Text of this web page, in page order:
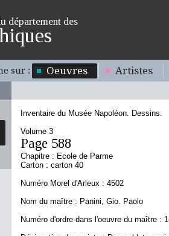
département des
sur : Oeuvres Artistes
Inventaire du Musée Napoléon. Dessins.
Volume 3
Page 588
Chapitre : Ecole de Parme
Carton : carton 40
Numéro Morel d'Arleux : 4502
Nom du maître : Panini, Gio. Paolo
Numéro d'ordre dans l'oeuvre du maître :